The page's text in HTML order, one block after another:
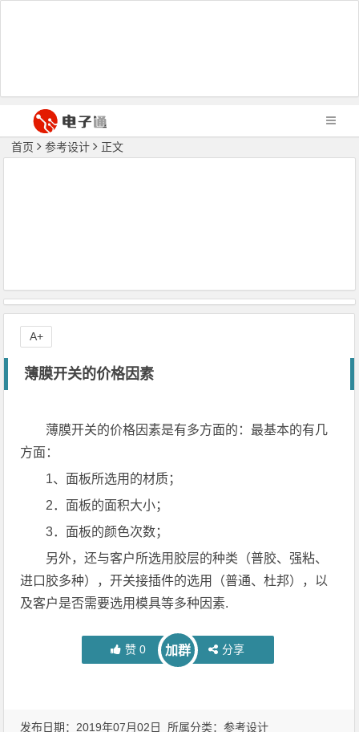
首页 参考设计 正文
薄膜开关的价格因素
薄膜开关的价格因素是有多方面的：最基本的有几
方面：
1、面板所选用的材质；
2．面板的面积大小；
3．面板的颜色次数；
另外，还与客户所选用胶层的种类（普胶、强粘、
进口胶多种），开关接插件的选用（普通、杜邦），以
及客户是否需要选用模具等多种因素.
赞 0 加群 分享
A+
发布日期：2019年07月02日 所属分类：参考设计